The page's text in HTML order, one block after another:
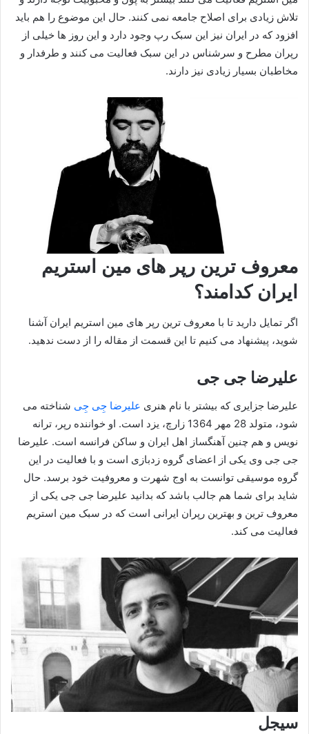
تلاش زیادی برای اصلاح جامعه نمی‌ کنند. حال این موضوع را هم باید
افزود که در ایران نیز این سبک رپ وجود دارد و این روز ها خیلی از
رپران مطرح و سرشناس در این سبک فعالیت می‌ کنند و طرفدار و
مخاطبان بسیار زیادی نیز دارند.
معروف ترین رپر های مین استریم
ایران کدامند؟
اگر تمایل دارید تا با معروف ترین رپر های مین استریم ایران آشنا
شوید، پیشنهاد می کنیم تا این قسمت از مقاله را از دست ندهید.
علیرضا جی جی
علیرضا جزایری که بیشتر با نام هنری علیرضا جِی‌ جِی شناخته می‌
شود، متولد 28 مهر 1364 زارچ، یزد است. او خواننده رپر، ترانه‌
نویس و هم چنین آهنگساز اهل ایران و ساکن فرانسه است. علیرضا
جی جی وی یکی از اعضای گروه زدبازی است و با فعالیت در این
گروه موسیقی توانست به اوج شهرت و معروفیت خود برسد. حال
شاید برای شما هم جالب باشد که بدانید علیرضا جی جی یکی از
معروف ترین و بهترین رپران ایرانی است که در سبک مین استریم
فعالیت می کند.
سیجل